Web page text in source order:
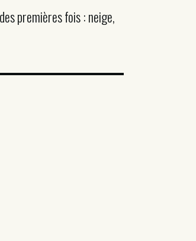
premières fois : neige,